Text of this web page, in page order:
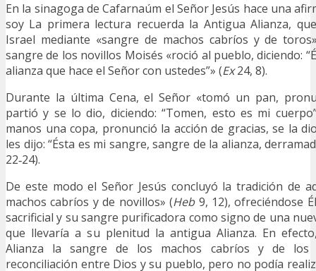
En la sinagoga de Cafarnaúm el Señor Jesús hace una
soy La primera lectura recuerda la Antigua Alianza,
Israel mediante «sangre de machos cabríos y de
sangre de los novillos Moisés «roció al pueblo, diciendo:
alianza que hace el Señor con ustedes”» (Ex24, 8).
Durante la última Cena, el Señor «tomó un pan,
partió y se lo dio, diciendo: “Tomen, esto es mi
manos una copa, pronunció la acción de gracias, se la
les dijo: “Ésta es mi sangre, sangre de la alianza,
22‑24).
De este modo el Señor Jesús concluyó la tradición de
machos cabríos y de novillos» (Heb9, 12), ofreciéndose
sacrificial y su sangre purificadora como signo de una
que llevaría a su plenitud la antigua Alianza. En
Alianza la sangre de los machos cabríos y de los
reconciliación entre Dios y su pueblo, pero no podía